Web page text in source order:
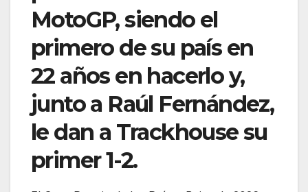
MotoGP, siendo el
primero de su país en
22 años en hacerlo y,
junto a Raúl Fernández,
le dan a Trackhouse su
primer 1-2.